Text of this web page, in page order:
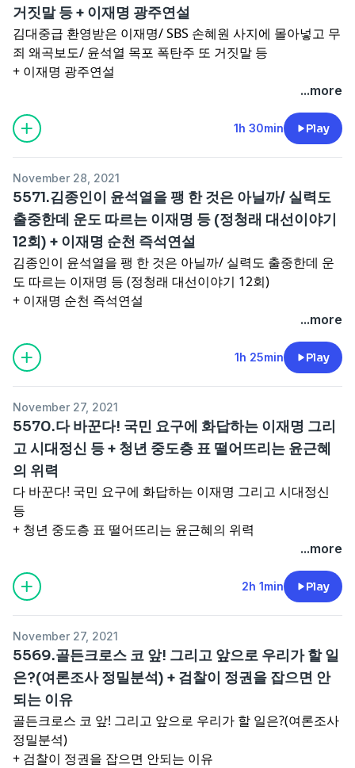
거짓말 등 + 이재명 광주연설
김대중급 환영받은 이재명/ SBS 손혜원 사지에 몰아넣고 무
죄 왜곡보도/ 윤석열 목포 폭탄주 또 거짓말 등
+ 이재명 광주연설
...more
1h 30min Play
November 28, 2021
5571.김종인이 윤석열을 팽 한 것은 아닐까/ 실력도
출중한데 운도 따르는 이재명 등 (정청래 대선이야기
12회) + 이재명 순천 즉석연설
김종인이 윤석열을 팽 한 것은 아닐까/ 실력도 출중한데 운
도 따르는 이재명 등 (정청래 대선이야기 12회)
+ 이재명 순천 즉석연설
...more
1h 25min Play
November 27, 2021
5570.다 바꾼다! 국민 요구에 화답하는 이재명 그리
고 시대정신 등 + 청년 중도층 표 떨어뜨리는 윤근혜
의 위력
다 바꾼다! 국민 요구에 화답하는 이재명 그리고 시대정신
등
+ 청년 중도층 표 떨어뜨리는 윤근혜의 위력
...more
2h 1min Play
November 27, 2021
5569.골든크로스 코 앞! 그리고 앞으로 우리가 할 일
은?(여론조사 정밀분석) + 검찰이 정권을 잡으면 안
되는 이유
골든크로스 코 앞! 그리고 앞으로 우리가 할 일은?(여론조사
정밀분석)
+ 검찰이 정권을 잡으면 안되는 이유